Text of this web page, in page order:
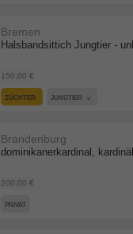
Halsbandsittich Jungtier -
Bremen
150,00 €
ZÜCHTER JUNGTIER
dominikanerkardinal,
Brandenburg
200,00 €
PRIVAT